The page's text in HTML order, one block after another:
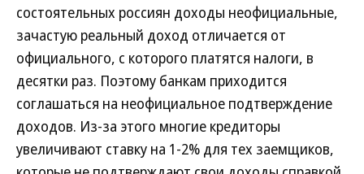
состоятельных россиян доходы неофициальные,
зачастую реальный доход отличается от
официального, с которого платятся налоги, в
десятки раз. Поэтому банкам приходится
соглашаться на неофициальное подтверждение
доходов. Из-за этого многие кредиторы
увеличивают ставку на 1-2% для тех заемщиков,